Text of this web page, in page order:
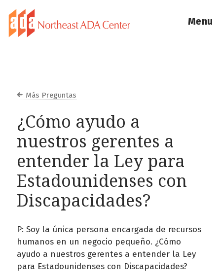
Menu
Más Preguntas
¿Cómo ayudo a
nuestros gerentes a
entender la Ley para
Estadounidenses con
Discapacidades?
P: Soy la única persona encargada de recursos
humanos en un negocio pequeño. ¿Cómo
ayudo a nuestros gerentes a entender la Ley
para Estadounidenses con Discapacidades?